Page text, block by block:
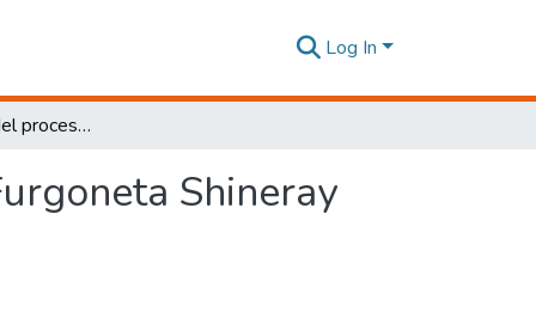
Log In
Estandarización del proceso de soldadura para la Furgoneta Shineray x30l de la Empresa Ciauto del año 2019”
Shineray